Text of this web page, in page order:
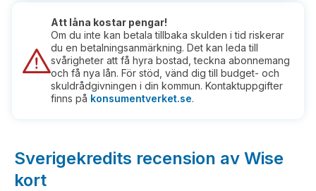
Att låna kostar pengar!
Om du inte kan betala tillbaka skulden i tid riskerar
du en betalningsanmärkning. Det kan leda till
svårigheter att få hyra bostad, teckna abonnemang
och få nya lån. För stöd, vänd dig till budget- och
skuldrådgivningen i din kommun. Kontaktuppgifter
finns på konsumentverket.se.
Sverigekredits recension av Wise
kort